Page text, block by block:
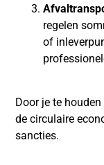
regelen
of
Door je te
de circulaire
sancties.